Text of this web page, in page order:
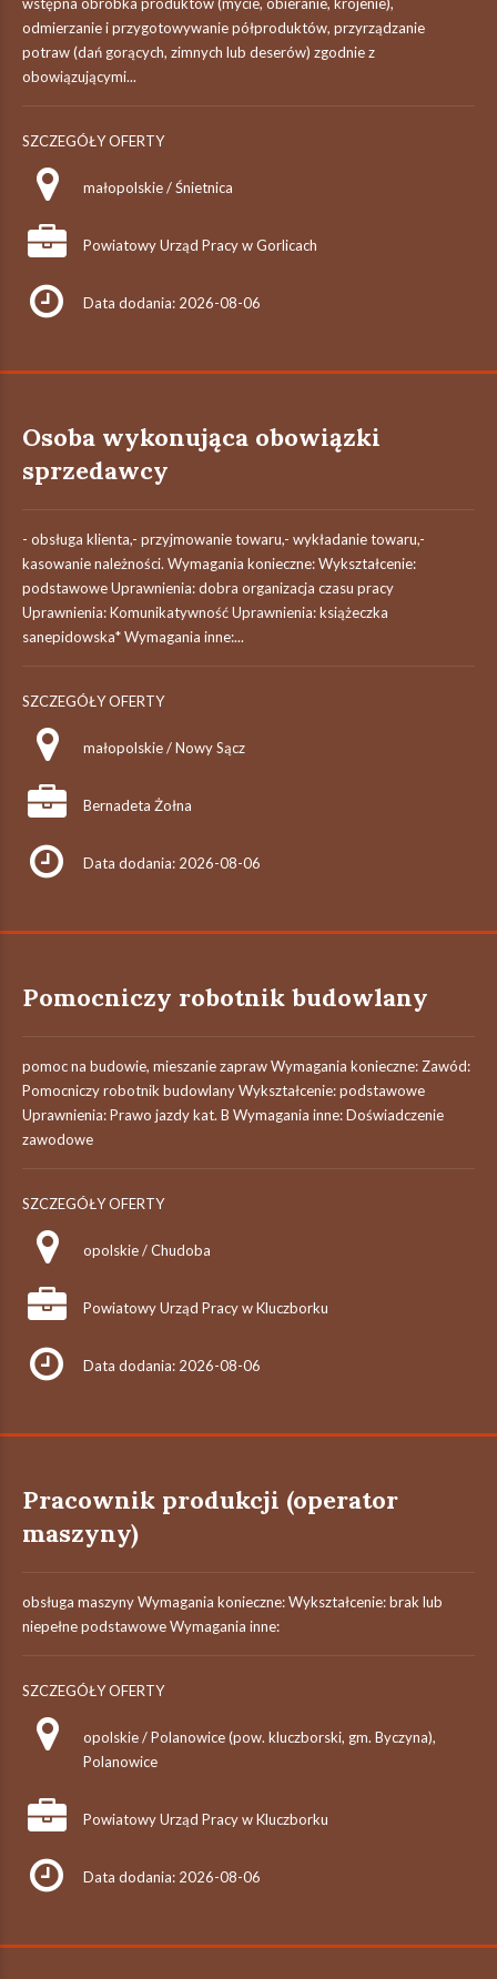
odmierzanie i przygotowywanie półproduktów, przyrządzanie
potraw (dań gorących, zimnych lub deserów) zgodnie z
obowiązującymi...
SZCZEGÓŁY OFERTY
małopolskie / Śnietnica
Powiatowy Urząd Pracy w Gorlicach
Data dodania: 2026-08-06
Osoba wykonująca obowiązki
sprzedawcy
- obsługa klienta,- przyjmowanie towaru,- wykładanie towaru,-
kasowanie należności. Wymagania konieczne: Wykształcenie:
podstawowe Uprawnienia: dobra organizacja czasu pracy
Uprawnienia: Komunikatywność Uprawnienia: książeczka
sanepidowska* Wymagania inne:...
SZCZEGÓŁY OFERTY
małopolskie / Nowy Sącz
Bernadeta Żołna
Data dodania: 2026-08-06
Pomocniczy robotnik budowlany
pomoc na budowie, mieszanie zapraw Wymagania konieczne: Zawód:
Pomocniczy robotnik budowlany Wykształcenie: podstawowe
Uprawnienia: Prawo jazdy kat. B Wymagania inne: Doświadczenie
zawodowe
SZCZEGÓŁY OFERTY
opolskie / Chudoba
Powiatowy Urząd Pracy w Kluczborku
Data dodania: 2026-08-06
Pracownik produkcji (operator
maszyny)
obsługa maszyny Wymagania konieczne: Wykształcenie: brak lub
niepełne podstawowe Wymagania inne:
SZCZEGÓŁY OFERTY
opolskie / Polanowice (pow. kluczborski, gm. Byczyna),
Polanowice
Powiatowy Urząd Pracy w Kluczborku
Data dodania: 2026-08-06